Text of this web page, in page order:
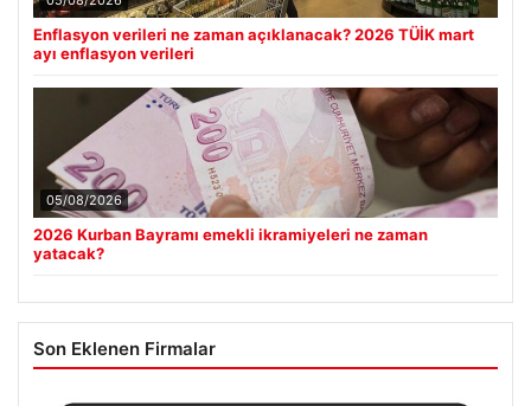
Enflasyon verileri ne zaman açıklanacak? 2026 TÜİK mart
ayı enflasyon verileri
05/08/2026
2026 Kurban Bayramı emekli ikramiyeleri ne zaman
yatacak?
Son Eklenen Firmalar